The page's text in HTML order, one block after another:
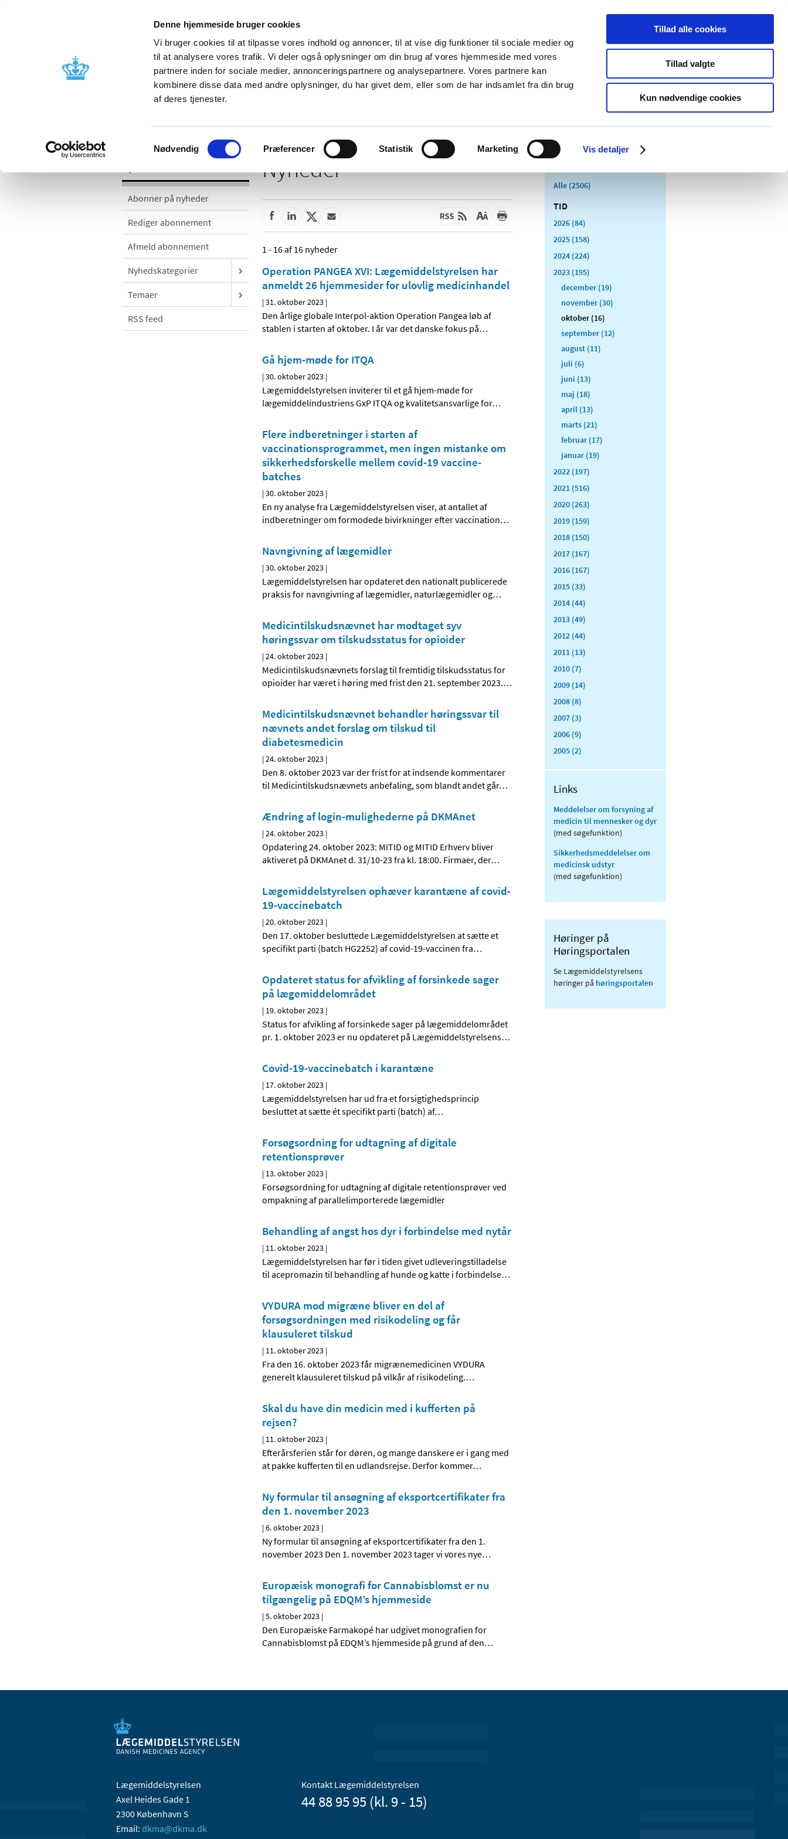
Denne hjemmeside bruger cookies
Vi bruger cookies til at tilpasse vores indhold og annoncer, til at vise dig funktioner til sociale medier og
til at analysere vores trafik. Vi deler også oplysninger om din brug af vores hjemmeside med vores
partnere inden for sociale medier, annonceringspartnere og analysepartnere. Vores partnere kan
kombinere disse data med andre oplysninger, du har givet dem, eller som de har indsamlet fra din brug
af deres tjenester.
Samtykkevalg
Nødvendig Præferencer Statistik Marketing Vis detaljer
Tillad alle cookies
Tillad valgte
Kun nødvendige cookies
Nyheder Om os Kontakt Udgivelser
Godkendelse og
Bivirkninger og
produktinformation
Tilskud og
Apoteker og salg af
Medicinsk
Særlige
produktområder
Abonner på nyheder
Rediger abonnement
Afmeld abonnement
Nyhedskategorier
Temaer
RSS feed
Nyheder
1 - 16 af 16 nyheder
Operation PANGEA XVI: Lægemiddelstyrelsen har
anmeldt 26 hjemmesider for ulovlig medicinhandel
|31. oktober 2023 |
Den årlige globale Interpol-aktion Operation Pangea løb af
stablen i starten af oktober. I år var det danske fokus på…
Gå hjem-møde for ITQA
|30. oktober 2023 |
Lægemiddelstyrelsen inviterer til et gå hjem-møde for
lægemiddelindustriens GxP ITQA og kvalitetsansvarlige for…
Flere indberetninger i starten af
vaccinationsprogrammet, men ingen mistanke om
sikkerhedsforskelle mellem covid-19 vaccine-
batches
|30. oktober 2023 |
En ny analyse fra Lægemiddelstyrelsen viser, at antallet af
indberetninger om formodede bivirkninger efter vaccination…
Navngivning af lægemidler
|30. oktober 2023 |
Lægemiddelstyrelsen har opdateret den nationalt publicerede
praksis for navngivning af lægemidler, naturlægemidler og…
Medicintilskudsnævnet har modtaget syv
høringssvar om tilskudsstatus for opioider
|24. oktober 2023 |
Medicintilskudsnævnets forslag til fremtidig tilskudsstatus for
opioider har været i høring med frist den 21. september 2023.…
Medicintilskudsnævnet behandler høringssvar til
nævnets andet forslag om tilskud til
diabetesmedicin
|24. oktober 2023 |
Den 8. oktober 2023 var der frist for at indsende kommentarer
til Medicintilskudsnævnets anbefaling, som blandt andet går…
Ændring af login-mulighederne på DKMAnet
|24. oktober 2023 |
Opdatering 24. oktober 2023: MITID og MITID Erhverv bliver
aktiveret på DKMAnet d. 31/10-23 fra kl. 18:00. Firmaer, der…
Lægemiddelstyrelsen ophæver karantæne af covid-
19-vaccinebatch
|20. oktober 2023 |
Den 17. oktober besluttede Lægemiddelstyrelsen at sætte et
specifikt parti (batch HG2252) af covid-19-vaccinen fra…
Opdateret status for afvikling af forsinkede sager
på lægemiddelområdet
| 19. oktober 2023 |
Status for afvikling af forsinkede sager på lægemiddelområdet
pr. 1. oktober 2023 er nu opdateret på Lægemiddelstyrelsens…
Covid-19-vaccinebatch i karantæne
| 17. oktober 2023 |
Lægemiddelstyrelsen har ud fra et forsigtighedsprincip
besluttet at sætte ét specifikt parti (batch) af…
Forsøgsordning for udtagning af digitale
retentionsprøver
| 13. oktober 2023 |
Forsøgsordning for udtagning af digitale retentionsprøver ved
ompakning af parallelimporterede lægemidler
Behandling af angst hos dyr i forbindelse med nytår
| 11. oktober 2023 |
Lægemiddelstyrelsen har før i tiden givet udleveringstilladelse
til acepromazin til behandling af hunde og katte i forbindelse…
VYDURA mod migræne bliver en del af
forsøgsordningen med risikodeling og får
klausuleret tilskud
| 11. oktober 2023 |
Fra den 16. oktober 2023 får migrænemedicinen VYDURA
generelt klausuleret tilskud på vilkår af risikodeling.…
Skal du have din medicin med i kufferten på
rejsen?
| 11. oktober 2023 |
Efterårsferien står for døren, og mange danskere er i gang med
at pakke kufferten til en udlandsrejse. Derfor kommer…
Ny formular til ansøgning af eksportcertifikater fra
den 1. november 2023
|6. oktober 2023 |
Ny formular til ansøgning af eksportcertifikater fra den 1.
november 2023 Den 1. november 2023 tager vi vores nye…
Europæisk monografi for Cannabisblomst er nu
tilgængelig på EDQM’s hjemmeside
|5. oktober 2023 |
Den Europæiske Farmakopé har udgivet monografien for
Cannabisblomst på EDQM’s hjemmeside på grund af den…
Alle (2506)
TID
2026 (84)
2025 (158)
2024 (224)
2023 (195)
december (19)
november (30)
oktober (16)
september (12)
august (11)
juli (6)
juni (13)
maj (18)
april (13)
marts (21)
februar (17)
januar (19)
2022 (197)
2021 (516)
2020 (263)
2019 (159)
2018 (150)
2017 (167)
2016 (167)
2015 (33)
2014 (44)
2013 (49)
2012 (44)
2011 (13)
2010 (7)
2009 (14)
2008 (8)
2007 (3)
2006 (9)
2005 (2)
Links
Meddelelser om forsyning af
medicin til mennesker og dyr
(med søgefunktion)
Sikkerhedsmeddelelser om
medicinsk udstyr
(med søgefunktion)
Høringer på
Høringsportalen
Se Lægemiddelstyrelsens
høringer på høringsportalen
Lægemiddelstyrelsen
Axel Heides Gade 1
2300 København S
Email: dkma@dkma.dk
Kontakt Lægemiddelstyrelsen
44 88 95 95 (kl. 9 - 15)